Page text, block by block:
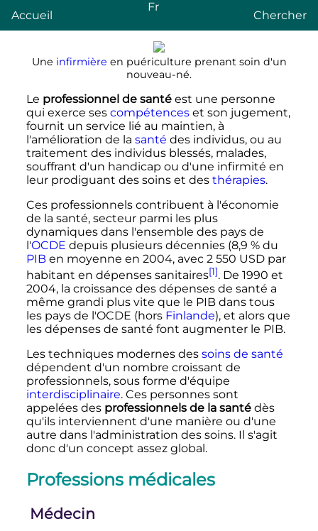
Accueil
Fr
Chercher
Une infirmière en puériculture prenant soin d'un
nouveau-né.
Le professionnel de santéest une personne
qui exerce ses compétenceset son jugement,
fournit un service lié au maintien, à
l'amélioration de la santé des individus, ou au
traitement des individus blessés, malades,
souffrant d'un handicap ou d'une infirmité en
leur prodiguant des soins et des thérapies.
Ces professionnels contribuent à l'économie
de la santé, secteur parmi les plus
dynamiques dans l'ensemble des pays de
l'OCDE depuis plusieurs décennies (8,9 % du
PIBen moyenne en 2004, avec 2 550 USDpar
habitant en dépenses sanitaires[1]. De 1990 et
2004, la croissance des dépenses de santé a
même grandi plus vite que le PIB dans tous
les pays de l'OCDE (hors Finlande), et alors que
les dépenses de santé font augmenter le PIB.
Les techniques modernes des soins de santé
dépendent d'un nombre croissant de
professionnels, sous forme d'équipe
interdisciplinaire. Ces personnes sont
appelées des professionnels de la santédès
qu'ils interviennent d'une manière ou d'une
autre dans l'administration des soins. Il s'agit
donc d'un concept assez global.
Professions médicales
Médecin